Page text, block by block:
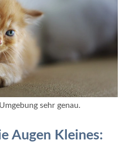
sehr genau.
Augen Kleines: